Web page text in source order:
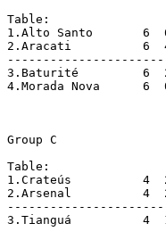
Table:
1.Alto Santo 	   6  6  0  0  22- 1  18  Qualified
2.Aracati  	   6  4  0  2  14- 4  12  Qualified
3.Baturité 	   6  2  0  4  10- 5   6
4.Morada Nova	   6  0  0  6   0-36   0
Group C
Table:
1.Crateús	   4  2  1  1   8- 5   7  Qualified
2.Arsenal	   4  2  0  2   4- 7   6  Qualified
3.Tianguá	   4  1  1  2   4- 4   4